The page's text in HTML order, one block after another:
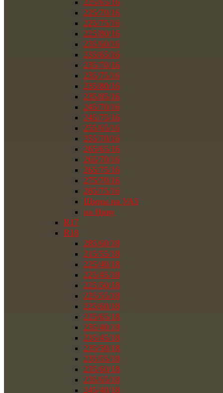
225/65/16
225/70/16
225/75/16
225/80/16
235/60/16
235/65/16
235/70/16
235/75/16
235/80/16
235/85/16
245/70/16
245/75/16
255/65/16
255/70/16
265/65/16
265/70/16
265/75/16
275/70/16
285/75/16
Шины на УАЗ
на Ниву
R17
R18
285/60/18
215/55/18
225/40/18
225/45/18
225/50/18
225/55/18
225/60/18
225/65/18
235/40/18
235/45/18
235/50/18
235/55/18
235/60/18
235/65/18
245/40/18